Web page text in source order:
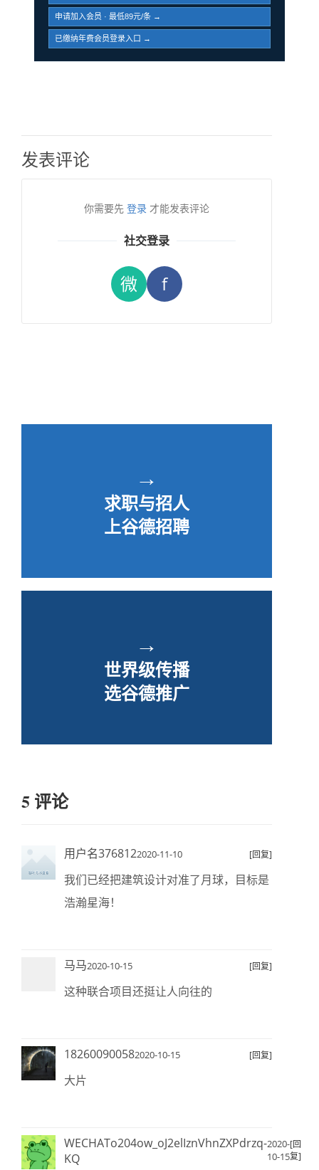
申请加入会员 · 最低89元/条 →
已缴纳年费会员登录入口 →
发表评论
你需要先 登录 才能发表评论
社交登录
微 f
→
求职与招人
上谷德招聘
→
世界级传播
选谷德推广
5 评论
用户名3768122020-11-10 [回复]
我们已经把建筑设计对准了月球，目标是
浩瀚星海！
马马2020-10-15 [回复]
这种联合项目还挺让人向往的
182600900582020-10-15 [回复]
大片
WECHATo204ow_oJ2elIznVhnZXPdrzq-
KQ
2020-
10-15
[回
复]